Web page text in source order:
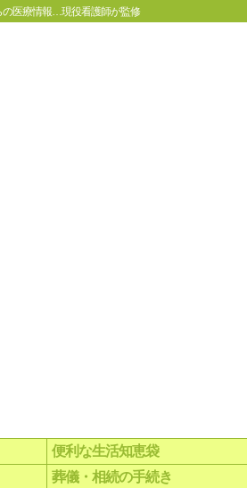
の医療情報…現役看護師が監修
便利な生活知恵袋
葬儀・相続の手続き